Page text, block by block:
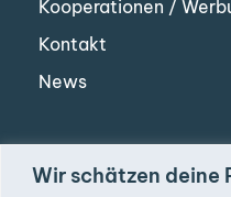
Wir schätzen deine
Kooperationen /
Kontakt
News
Unternehmungen